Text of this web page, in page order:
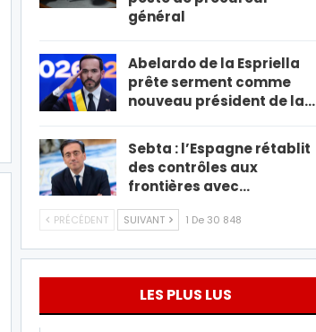
général
Abelardo de la Espriella
prête serment comme
nouveau président de la…
Sebta : l’Espagne rétablit
des contrôles aux
frontières avec…
PRÉCÉDENT SUIVANT 1 De 30 848
LES PLUS LUS